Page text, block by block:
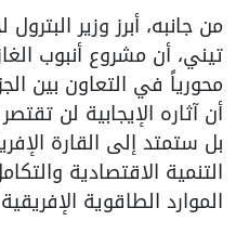
جانبه، أبرز وزير البترول
أن مشروع أنبوب الغاز
في التعاون بين
آثاره الإيجابية لن
ستمتد إلى القارة
الاقتصادية
الطاقوية الإفريقية.